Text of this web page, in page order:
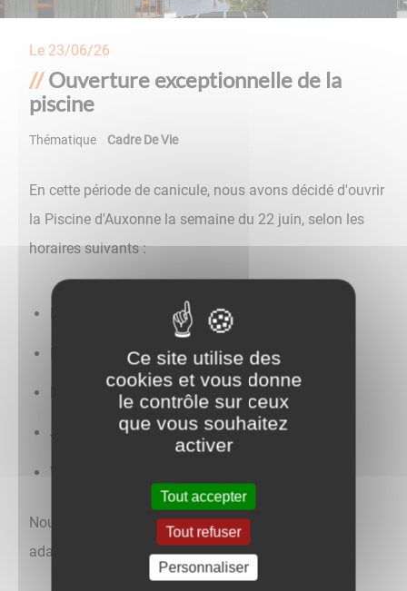
Le 23/06/26
Ouverture exceptionnelle de la
piscine
Thématique Cadre De Vie
En cette période de canicule, nous avons décidé d'ouvrir
la Piscine d'Auxonne la semaine du 22 juin, selon les
horaires suivants :
Lundi de 16h à 19h
Mardi de 16h à 19h
Mercredi de 12h à 18h
Jeudi de 16h à 19h
Vendredi de 16h à 19h
Nous remercions Equaliaet ses salariés pour leur
adaptabilité et leur réactivité
Ce site utilise des
cookies et vous donne
le contrôle sur ceux
que vous souhaitez
activer
Tout accepter
Tout refuser
Personnaliser